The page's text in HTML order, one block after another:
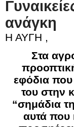
ανάγκη
Η ΑΥΓΗ ,
Στα
εφόδια που
του στην
“σημάδια
αυτά που